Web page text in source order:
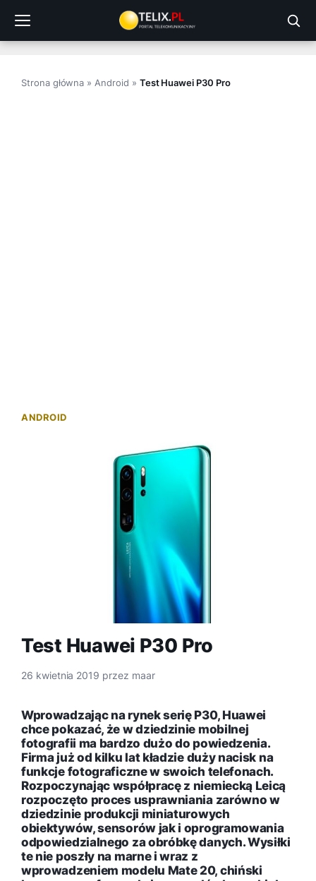
treści
Strona główna » Android » Test Huawei P30 Pro
ANDROID
Test Huawei P30 Pro
26 kwietnia 2019 przez maar
Wprowadzając na rynek serię P30, Huawei
chce pokazać, że w dziedzinie mobilnej
fotografii ma bardzo dużo do powiedzenia.
Firma już od kilku lat kładzie duży nacisk na
funkcje fotograficzne w swoich telefonach.
Rozpoczynając współpracę z niemiecką Leicą
rozpoczęto proces usprawniania zarówno w
dziedzinie produkcji miniaturowych
obiektywów, sensorów jak i oprogramowania
odpowiedzialnego za obróbkę danych. Wysiłki
te nie poszły na marne i wraz z
wprowadzeniem modelu Mate 20, chiński